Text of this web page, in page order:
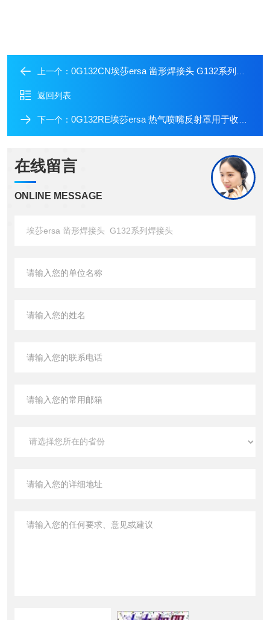
上一个： 0G132CN埃莎ersa 凿形焊接头 G132系列焊接头
返回列表
下一个： 0G132RE埃莎ersa 热气喷嘴反射罩用于收缩软管 G132系列焊接头
在线留言
ONLINE MESSAGE